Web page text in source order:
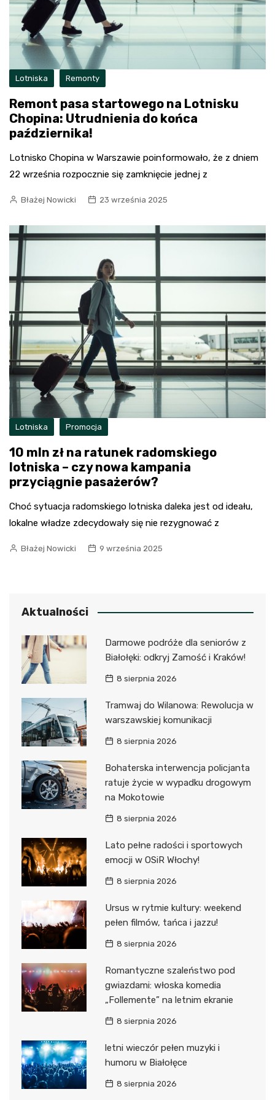
Lotniska Remonty
Remont pasa startowego na Lotnisku
Chopina: Utrudnienia do końca
października!
Lotnisko Chopina w Warszawie poinformowało, że z dniem
22 września rozpocznie się zamknięcie jednej z
Błażej Nowicki 23 września 2025
Lotniska Promocja
10 mln zł na ratunek radomskiego
lotniska – czy nowa kampania
przyciągnie pasażerów?
Choć sytuacja radomskiego lotniska daleka jest od ideału,
lokalne władze zdecydowały się nie rezygnować z
Błażej Nowicki 9 września 2025
Aktualności
Darmowe podróże dla seniorów z
Białołęki: odkryj Zamość i Kraków!
8 sierpnia 2026
Tramwaj do Wilanowa: Rewolucja w
warszawskiej komunikacji
8 sierpnia 2026
Bohaterska interwencja policjanta
ratuje życie w wypadku drogowym
na Mokotowie
8 sierpnia 2026
Lato pełne radości i sportowych
emocji w OSiR Włochy!
8 sierpnia 2026
Ursus w rytmie kultury: weekend
pełen filmów, tańca i jazzu!
8 sierpnia 2026
Romantyczne szaleństwo pod
gwiazdami: włoska komedia
„Follemente” na letnim ekranie
8 sierpnia 2026
letni wieczór pełen muzyki i
humoru w Białołęce
8 sierpnia 2026